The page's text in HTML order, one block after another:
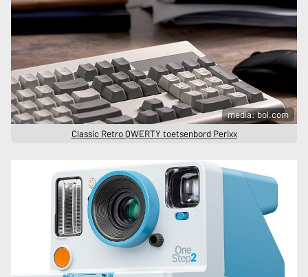
media: bol.com
Classic Retro QWERTY toetsenbord Perixx